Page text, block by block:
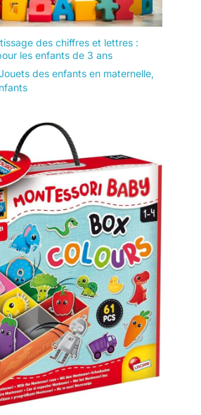
des chiffres et lettres :
les enfants de 3 ans
des enfants en maternelle,